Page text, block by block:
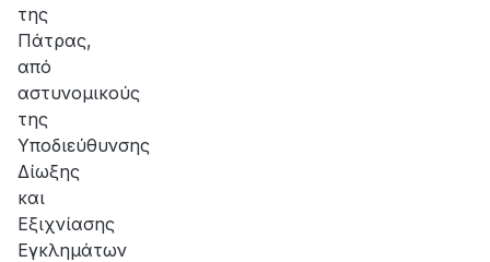
της
Πάτρας,
από
αστυνομικούς
της
Υποδιεύθυνσης
Δίωξης
και
Εξιχνίασης
Εγκλημάτων